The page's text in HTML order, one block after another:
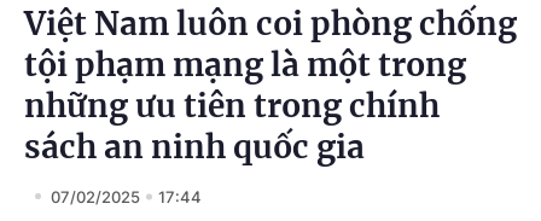
Việt Nam luôn coi phòng chống
tội phạm mạng là một trong
những ưu tiên trong chính
sách an ninh quốc gia
07/02/2025 17:44